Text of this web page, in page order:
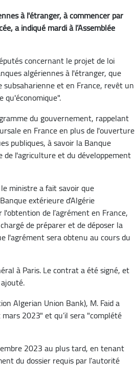
à l'étranger, à commencer par
a indiqué mardi à l’Assemblée
concernant le projet de loi
algériennes à l'étranger, que
et en France, revêt un
du gouvernement, rappelant
en France en plus de l'ouverture
publiques, à savoir la Banque
de l'agriculture et du développement
ministre a fait savoir que
extérieure d’Algérie
de l’agrément en France,
de préparer et de déposer la
l'agrément sera obtenu au cours du
à Paris. Le contrat a été signé, et
Algerian Union Bank), M. Faid a
2023" et qu’il sera "complété
2023 au plus tard, en tenant
du dossier requis par l’autorité